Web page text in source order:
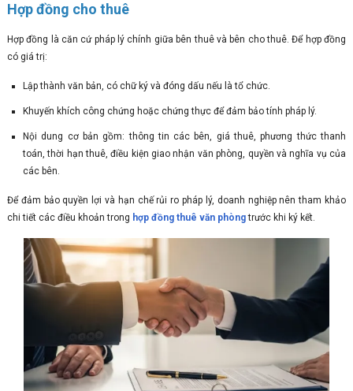
Hợp đồng cho thuê
Hợp đồng là căn cứ pháp lý chính giữa bên thuê và bên cho thuê. Để hợp đồng
có giá trị:
Lập thành văn bản, có chữ ký và đóng dấu nếu là tổ chức.
Khuyến khích công chứng hoặc chứng thực để đảm bảo tính pháp lý.
Nội dung cơ bản gồm: thông tin các bên, giá thuê, phương thức thanh
toán, thời hạn thuê, điều kiện giao nhận văn phòng, quyền và nghĩa vụ của
các bên.
Để đảm bảo quyền lợi và hạn chế rủi ro pháp lý, doanh nghiệp nên tham khảo
chi tiết các điều khoản trong hợp đồng thuê văn phòngtrước khi ký kết.